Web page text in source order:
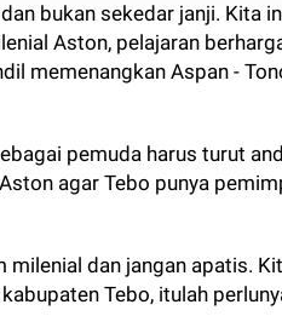
bukan sekedar janji. Kita
Aston, pelajaran
memenangkan Aspan -
pemuda harus turut
agar Tebo punya
dan jangan apatis.
Tebo, itulah